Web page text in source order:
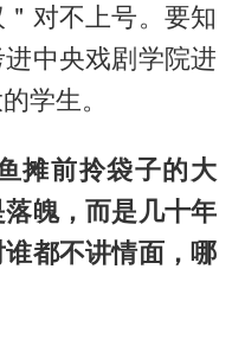
对不上号。要知
中央戏剧学院进
学生。
摊前拎袋子的大
魄，而是几十年
都不讲情面，哪